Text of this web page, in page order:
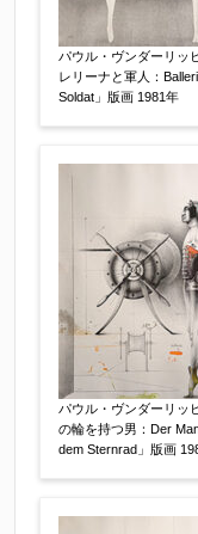
売却希望時期 【
他社様の査定価
会社名：
査定額：
※他社様からご
らお知らせくだ
パウル・ヴンダーリッ
レリーナと軍人：
Soldat」版画 1981年
パウル・ヴンダーリッ
の輪を持つ男：Der
dem Sternrad」版画